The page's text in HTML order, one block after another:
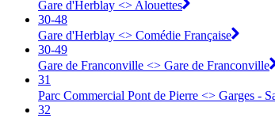
Gare d'Herblay <> ︎Alouettes
30-48
Gare d'Herblay <> ︎Comédie Française
30-49
Gare de Franconville <> ︎Gare de Franconville
31
Parc Commercial Pont de Pierre <> Garges -
32